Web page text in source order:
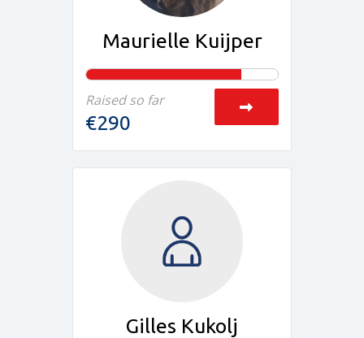
Maurielle Kuijper
Raised so far
€290
Gilles Kukolj